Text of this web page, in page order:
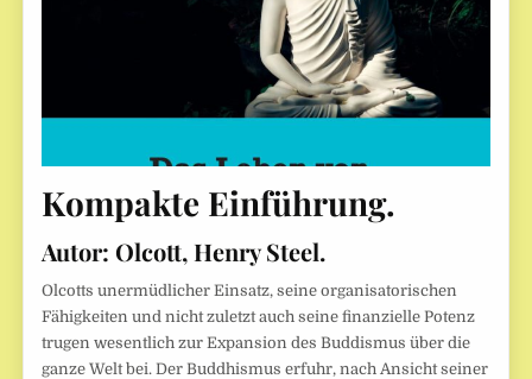
Kompakte Einführung.
Autor: Olcott, Henry Steel.
Olcotts unermüdlicher Einsatz, seine organisatorischen
Fähigkeiten und nicht zuletzt auch seine finanzielle Potenz
trugen wesentlich zur Expansion des Buddismus über die
ganze Welt bei. Der Buddhismus erfuhr, nach Ansicht seiner